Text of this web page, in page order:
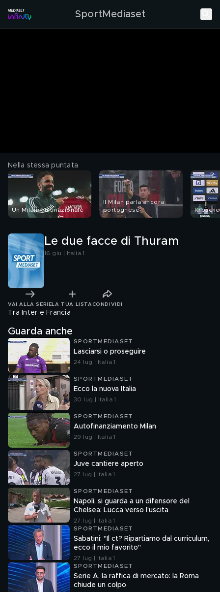
SportMediaset
Nella stessa puntata
Un Milan multinazionale
Il Milan parla ancora
portoghese
Le due facce di Thuram
16 giu | Italia 1
VAI ALLA SERIE LA TUA LISTA CONDIVIDI
Tra Inter e Francia
Guarda anche
SPORTMEDIASET
Lasciarsi o proseguire
24 lug | Italia 1
SPORTMEDIASET
Ecco la nuova Italia
30 lug | Italia 1
SPORTMEDIASET
Autofinanziamento Milan
29 lug | Italia 1
SPORTMEDIASET
Juve cantiere aperto
27 lug | Italia 1
SPORTMEDIASET
Napoli, si guarda a un difensore del
Chelsea: Lucca verso l'uscita
27 lug | Italia 1
SPORTMEDIASET
Sabatini: "Il ct? Ripartiamo dal curriculum,
ecco il mio favorito"
27 lug | Italia 1
SPORTMEDIASET
Serie A, la raffica di mercato: la Roma
chiude un colpo